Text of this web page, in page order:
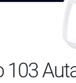
103